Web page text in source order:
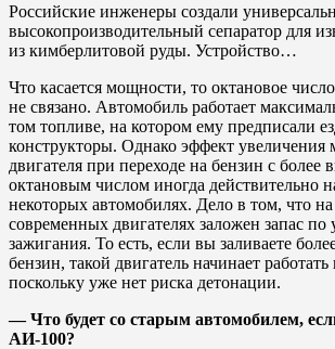
Российские инженеры создали
высокопроизводительный сепаратор для
из кимберлитовой руды. Устройство…
Что касается мощности, то октановое
не связано. Автомобиль работает
том топливе, на котором ему предписали
конструкторы. Однако эффект
двигателя при переходе на бензин с более
октановым числом иногда действительно
некоторых автомобилях. Дело в том, что
современных двигателях заложен запас по
зажигания. То есть, если вы заливаете
бензин, такой двигатель начинает
поскольку уже нет риска детонации.
— Что будет со старым автомобилем,
АИ-100?